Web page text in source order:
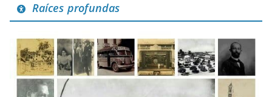
Raíces profundas